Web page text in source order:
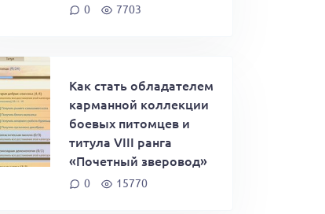
0 7703
Как стать обладателем
карманной коллекции
боевых питомцев и
титула VIII ранга
«Почетный зверовод»
0 15770